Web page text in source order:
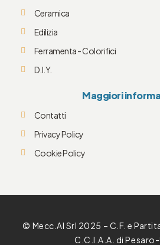
Ceramica
Edilizia
Ferramenta - Colorifici
D.I.Y.
Maggiori
Contatti
Privacy Policy
Cookie Policy
© Mecc.Al Srl 2025 – C.F. e
C.C.I.A.A. di Pesaro-